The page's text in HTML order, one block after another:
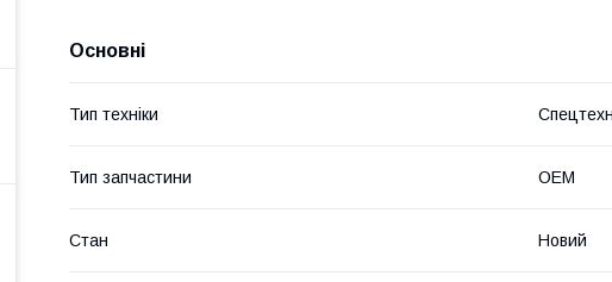
Основні
Тип техніки
Тип запчастини OEM
Стан Новий